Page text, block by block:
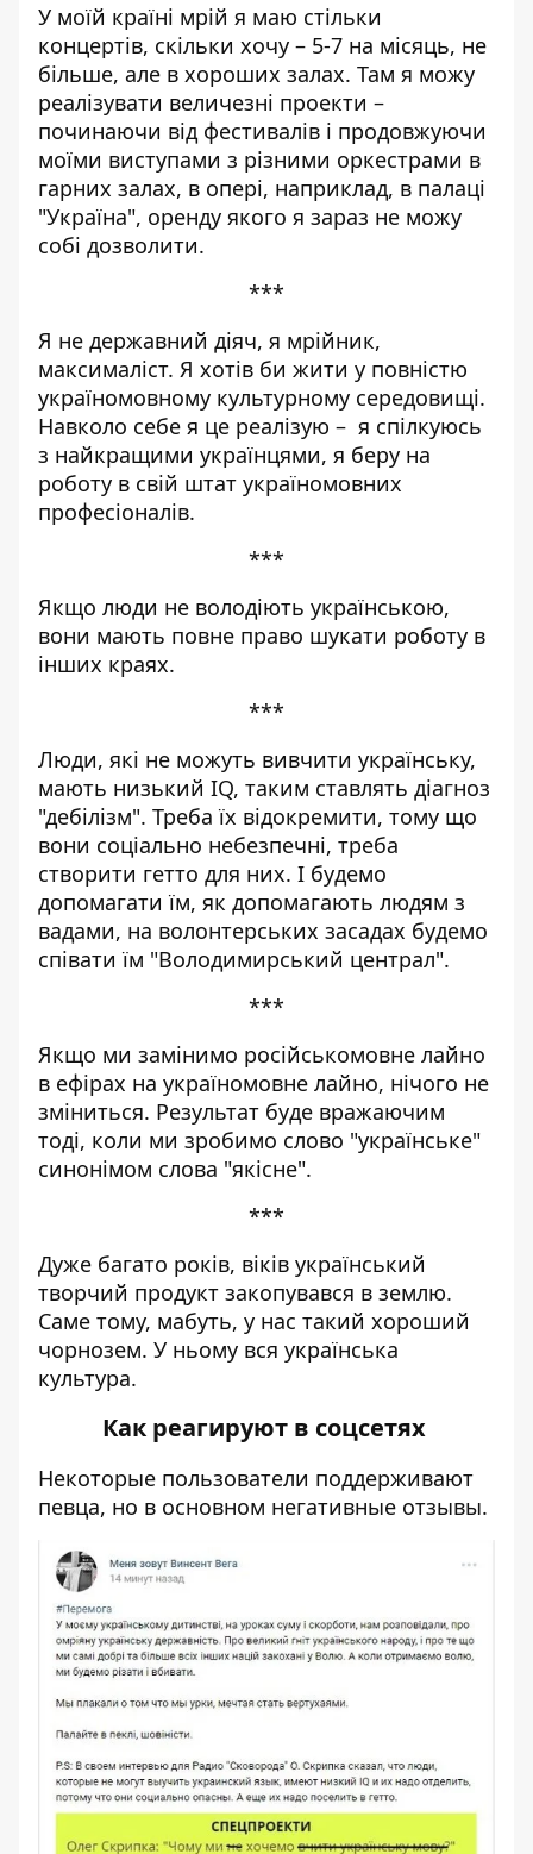
У моїй країні мрій я маю стільки
концертів, скільки хочу – 5-7 на місяць, не
більше, але в хороших залах. Там я можу
реалізувати величезні проекти –
починаючи від фестивалів і продовжуючи
моїми виступами з різними оркестрами в
гарних залах, в опері, наприклад, в палаці
"Україна", оренду якого я зараз не можу
собі дозволити.
***
Я не державний діяч, я мрійник,
максималіст. Я хотів би жити у повністю
україномовному культурному середовищі.
Навколо себе я це реалізую – я спілкуюсь
з найкращими українцями, я беру на
роботу в свій штат україномовних
професіоналів.
***
Якщо люди не володіють українською,
вони мають повне право шукати роботу в
інших краях.
***
Люди, які не можуть вивчити українську,
мають низький IQ, таким ставлять діагноз
"дебілізм". Треба їх відокремити, тому що
вони соціально небезпечні, треба
створити гетто для них. І будемо
допомагати їм, як допомагають людям з
вадами, на волонтерських засадах будемо
співати їм "Володимирський централ".
***
Якщо ми замінимо російськомовне лайно
в ефірах на україномовне лайно, нічого не
зміниться. Результат буде вражаючим
тоді, коли ми зробимо слово "українське"
синонімом слова "якісне".
***
Дуже багато років, віків український
творчий продукт закопувався в землю.
Саме тому, мабуть, у нас такий хороший
чорнозем. У ньому вся українська
культура.
Как реагируют в соцсетях
Некоторые пользователи поддерживают
певца, но в основном негативные отзывы.